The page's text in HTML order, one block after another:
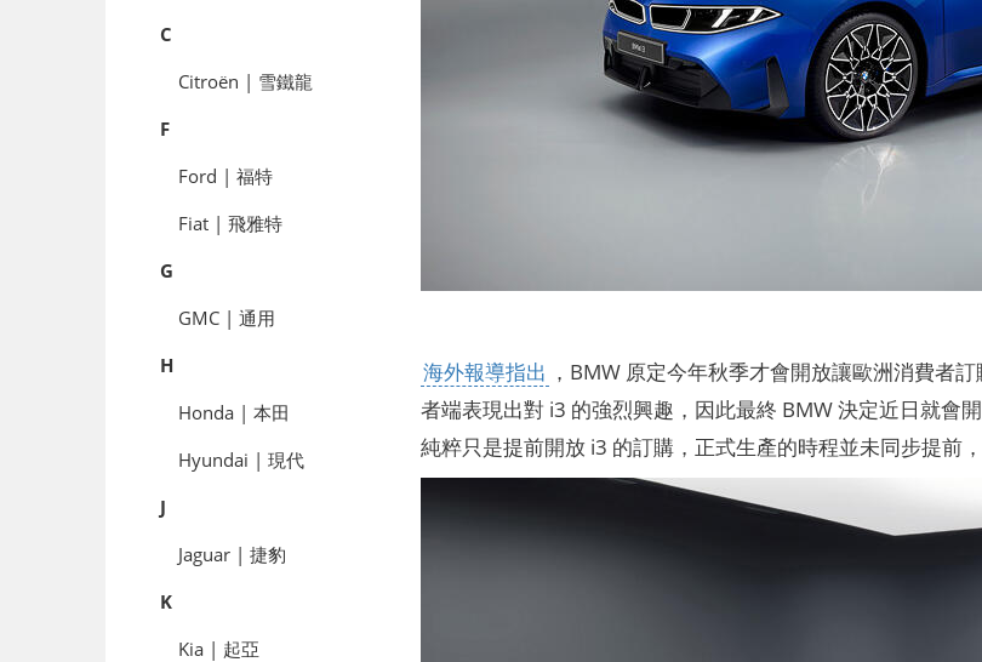
C
Citroën | 雪鐵龍
F
Ford | 福特
Fiat | 飛雅特
G
GMC | 通用
H
Honda | 本田
Hyundai | 現代
J
Jaguar | 捷豹
K
Kia | 起亞
海外報導指出 ，BMW 原定今年秋季才會開放讓歐洲消費者
者端表現出對 i3 的強烈興趣，因此最終 BMW 決定近日就會
純粹只是提前開放 i3 的訂購，正式生產的時程並未同步提前